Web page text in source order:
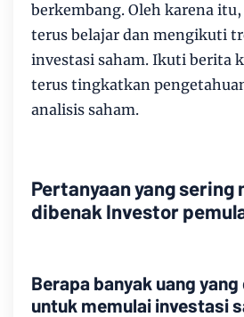
berkembang. Oleh karena
terus belajar dan mengikuti
investasi saham. Ikuti berita
terus tingkatkan
analisis saham.
Pertanyaan yang sering
dibenak Investor
Berapa banyak uang
untuk memulai investasi